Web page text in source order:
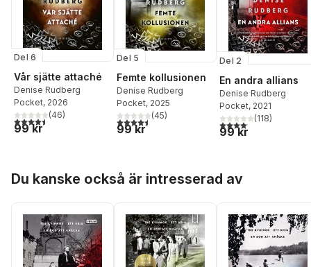
Del 6
Vår sjätte attaché
Denise Rudberg
Pocket, 2026
4,5utav 5 stjärnor. Totalt antal röster:
(46)
99 kr
Del 5
Femte kollusionen
Denise Rudberg
Pocket, 2025
4,5utav 5 stjärnor. Totalt antal röster:
(45)
99 kr
Del 2
En andra allians
Denise Rudberg
Pocket, 2021
4,1utav 5 stjärnor.
(118)
99 kr
Du kanske också är intresserad av